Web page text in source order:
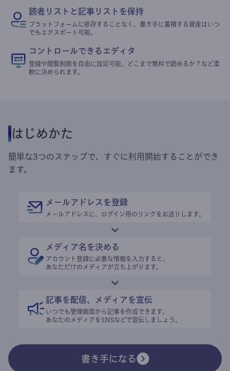
読者リストと記事リストを保持
プラットフォームに依存することなく、書き手に蓄積する資産はいつ
でもエクスポート可能。
コントロールできるエディタ
登録や閲覧制限を自由に設定可能。どこまで無料で読めるか？など柔
軟に決められます。
はじめかた
簡単な3つのステップで、すぐに利用開始することができ
ます。
メールアドレスを登録
メールアドレスに、ログイン用のリンクをお送りします。
メディア名を決める
アカウント登録に必要な情報を入力すると、
あなただけのメディアが立ち上がります。
記事を配信、メディアを宣伝
いつでも管理画面から記事を作成できます。
あなたのメディアをSNSなどで宣伝しましょう。
書き手になる